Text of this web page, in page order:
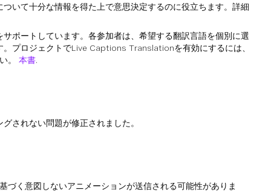
いて十分な情報を得た上で意思決定するのに役立ちます。詳細
ポートしています。各参加者は、希望する翻訳言語を個別に選
プロジェクトでLive Captions Translationを有効にするには、
。 本書.
されない問題が修正されました。
く意図しないアニメーションが送信される可能性がありま